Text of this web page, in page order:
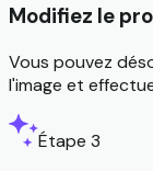
Modifiez le
Vous pouvez
l'image et
Étape 3